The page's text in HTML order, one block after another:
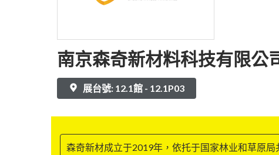
南京森奇新材料科技有限公
展台號: 12.1館 - 12.1P03
森奇新材成立于2019年，依托于国家林业和草原